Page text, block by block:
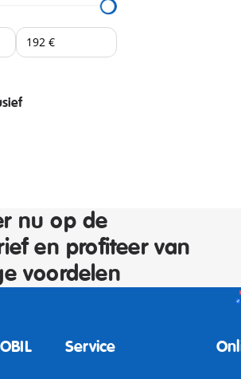
nu op de
en profiteer van
voordelen
Service